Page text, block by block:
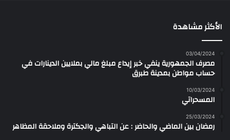
الأكثر مشاهدة
03/04/2024
مصرف الجمهورية ينفي خبر إيداع مبلغ مالي بملايين الدينارات في
حساب مواطن بمدينة طبرق
10/03/2024
المسحراتي
25/03/2024
رمضان بين الماضي والحاضر : عن التباهي والجكترة وملاحقة المظاهر